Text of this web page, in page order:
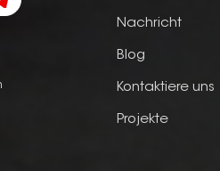
Nachricht
Blog
Kontaktiere uns
Projekte